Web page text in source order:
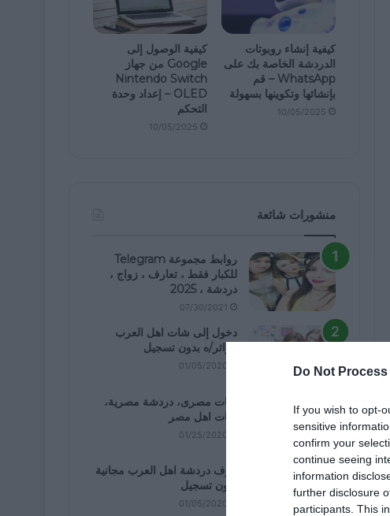
Do Not
If you wish to opt-
sensitive
confirm your
continue seeing
information
further disclosure
participants. This
كيفية إنشاء روبوتات
الدردشة الخاصة بك على
WhatsApp – قم
بإنشائها وتكوينها بسهولة
10/05/2025
كيفية الوصول إلى
Google من جهاز
Nintendo Switch
OLED – إعداد وحدة
التحكم
10/05/2025
منشورات شائعة
روابط مجموعة Telegram
للكبار فقط ، تعارف ، زواج ،
دردشة ، 2025
07/30/2021
دخول إلى شات اهل العرب
كزائر/ه بدون تسجيل
01/05/2020
شات مصرى، دردشة مصرية،
شات اهل مصر
01/25/2020
غرف دردشة اهل العرب مجانية
بدون تسجيل
01/05/2020